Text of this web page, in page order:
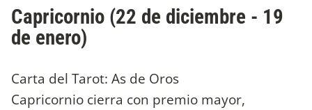
Capricornio (22 de diciembre - 19
de enero)
Carta del Tarot: As de Oros
Capricornio cierra con premio mayor,